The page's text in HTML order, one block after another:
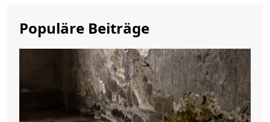
Populäre Beiträge